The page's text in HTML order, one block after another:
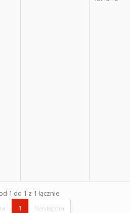
1 do 1 z 1 łącznie
1 Następna